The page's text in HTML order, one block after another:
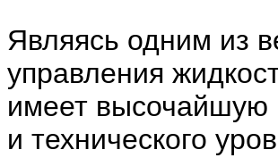
Являясь одним из
управления
имеет высочайшую
и технического